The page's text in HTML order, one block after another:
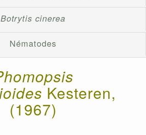
Botrytis cinerea
Nématodes
Kesteren,
(1967)